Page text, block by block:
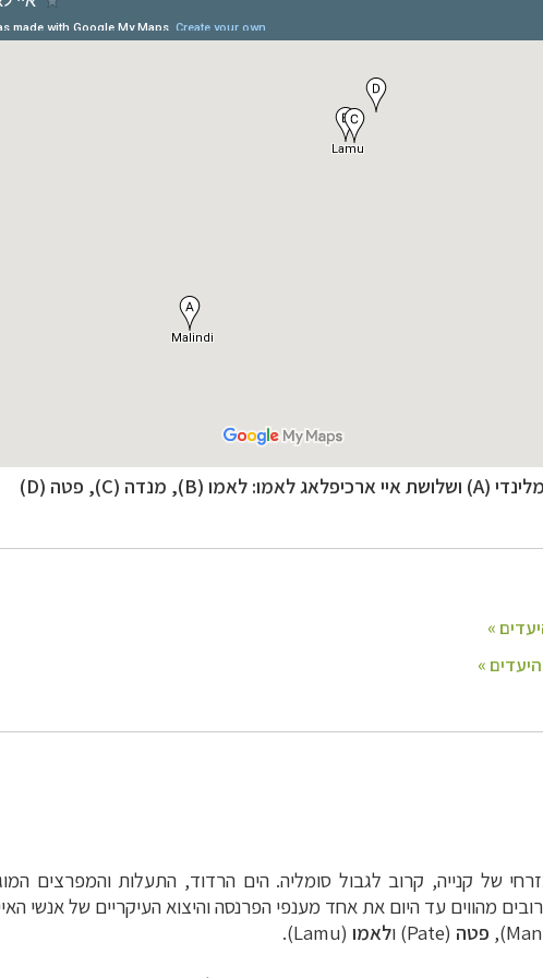
מלינדי (A) ושלושת איי ארכיפלאג לאמו: לאמו (B), מנדה (C), פטה (D)
של קנייה, קרוב לגבול סומליה. הים הרדוד, התעלות והמפרצים
מהווים עד היום את אחד מענפי הפרנסה והיצוא העיקריים של אנשי
פטה (
Pate
) ולאמו (
Lamu).